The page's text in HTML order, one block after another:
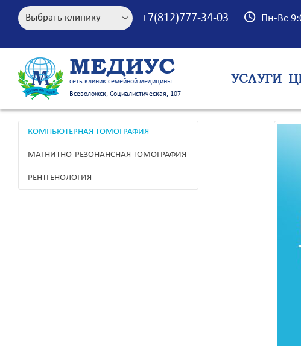
+7(812)777-34-03 Пн-Вс
МЕДИУС
сеть клиник семейной медицины
Всеволожск, Социалистическая, 107
УСЛУГИ
КОМПЬЮТЕРНАЯ ТОМОГРАФИЯ
МАГНИТНО-РЕЗОНАНСНАЯ ТОМОГРАФИЯ
РЕНТГЕНОЛОГИЯ